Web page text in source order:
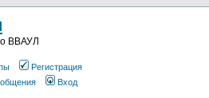
ВВАУЛ
Регистрация
Вход